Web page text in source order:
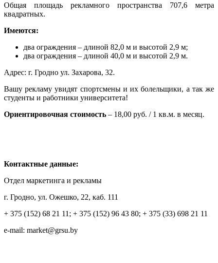
Общая площадь рекламного пространства 707,6 метра
квадратных.
Имеются:
два ограждения – длиной 82,0 м и высотой 2,9 м;
два ограждения – длиной 40,0 м и высотой 2,9 м.
Адрес: г. Гродно ул. Захарова, 32.
Вашу рекламу увидят спортсмены и их болельщики, а так же
студенты и работники университета!
Ориентировочная стоимость – 18,00 руб. / 1 кв.м. в месяц.
Контактные данные:
Отдел маркетинга и рекламы
г. Гродно, ул. Ожешко, 22, каб. 111
+ 375 (152) 68 21 11; + 375 (152) 96 43 80; + 375 (33) 698 21 11
e-mail: market@grsu.by